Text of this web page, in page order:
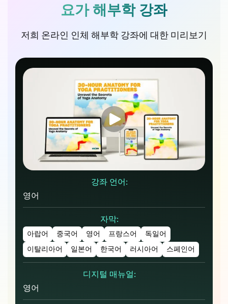
요가 해부학 강좌
저희 온라인 인체 해부학 강좌에 대한 미리보기
강좌 언어:
영어
자막:
아랍어 중국어 영어 프랑스어
독일어
이탈리아어
일본어 한국어 러시아어 스페인어
디지털 매뉴얼:
영어